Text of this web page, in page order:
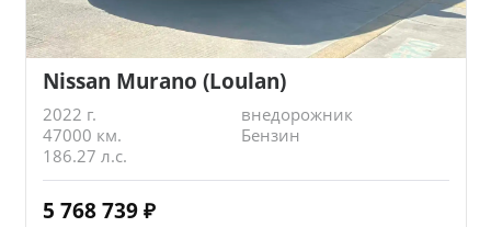
Nissan Murano (Loulan)
2022 г.
внедорожник
47000 км.
Бензин
186.27 л.с.
5 768 739 ₽